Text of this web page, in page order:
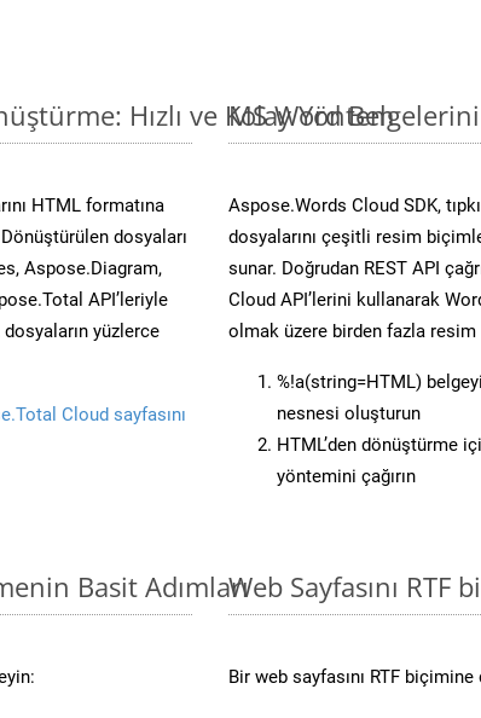
Hızlı ve Kolay Yöntem
HTML formatına
dosyaları
Aspose.Diagram,
API’leriyle
yüzlerce
Cloud sayfasını
MS Word
Aspose.Words Cloud SDK,
dosyalarını çeşitli resim
sunar. Doğrudan REST API
Cloud API’lerini kullanarak
olmak üzere birden fazla
%!a(string=HTML)
nesnesi oluşturun
HTML’den dönüştürme
yöntemini çağırın
Basit AdımlarıWeb Sayfasını
Bir web sayfasını RTF